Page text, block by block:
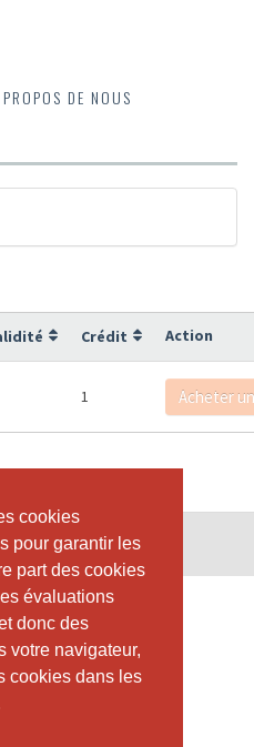
cookies
pour garantir les
part des cookies
évaluations
donc des
votre navigateur,
cookies dans les
cookies
pour garantir les
part des cookies
évaluations
donc des
votre navigateur,
cookies dans les
DE NOUS
Crédit Action
1 Acheter
pour ton studio.